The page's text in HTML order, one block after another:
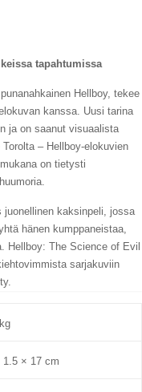
tapahtumissa
Hellboy, tekee
kanssa. Uusi tarina
ja on saanut visuaalista
– Hellboy-elokuvien
on tietysti
juonellinen kaksinpeli, jossa
hänen kumppaneistaa,
Hellboy: The Science of Evil
sarjakuviin
1.5 × 17 cm